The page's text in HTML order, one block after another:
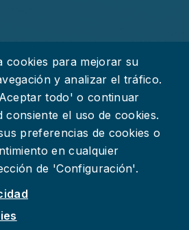
cookies para mejorar su
y analizar el tráfico.
todo' o continuar
consiente el uso de cookies.
preferencias de cookies o
en cualquier
de 'Configuración'.